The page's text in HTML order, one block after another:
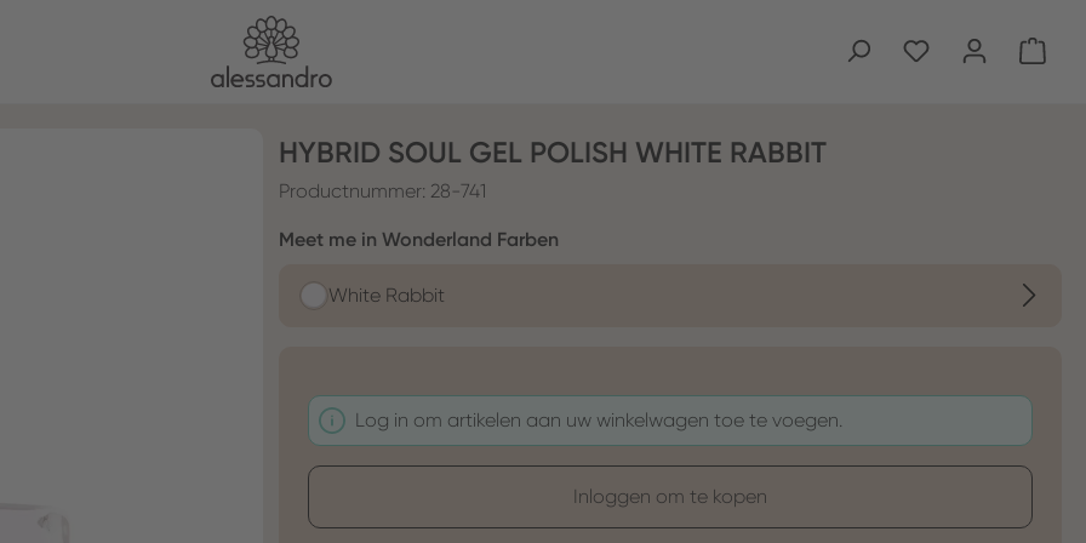
HYBRID SOUL GEL POLISH WHITE RABBIT
Productnummer: 28-741
Selecteer
Meet me in Wonderland Farben
White Rabbit
Log in om artikelen aan uw winkelwagen toe te voegen.
Inloggen om te kopen